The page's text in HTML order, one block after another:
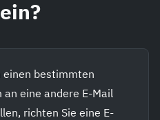
einen bestimmten
an eine andere E-Mail
richten Sie eine E-